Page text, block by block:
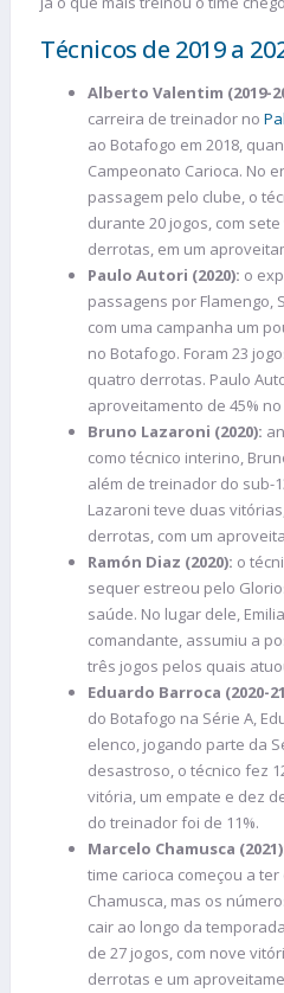
Técnicos de 2019 a
Alberto Valentim (2019-
carreira de treinador no
ao Botafogo em 2018,
Campeonato Carioca. No
passagem pelo clube, o
durante 20 jogos, com
derrotas, em um
Paulo Autori (2020): o
passagens por Flamengo,
com uma campanha um
no Botafogo. Foram 23
quatro derrotas. Paulo
aproveitamento de 45%
Bruno Lazaroni (2020):
como técnico interino,
além de treinador do sub-
Lazaroni teve duas
derrotas, com um
Ramón Diaz (2020): o
sequer estreou pelo
saúde. No lugar dele,
comandante, assumiu a
três jogos pelos quais
Eduardo Barroca (2020-
do Botafogo na Série A,
elenco, jogando parte da
desastroso, o técnico fez
vitória, um empate e dez
do treinador foi de 11%.
Marcelo Chamusca
time carioca começou a
Chamusca, mas os
cair ao longo da
de 27 jogos, com nove
derrotas e um